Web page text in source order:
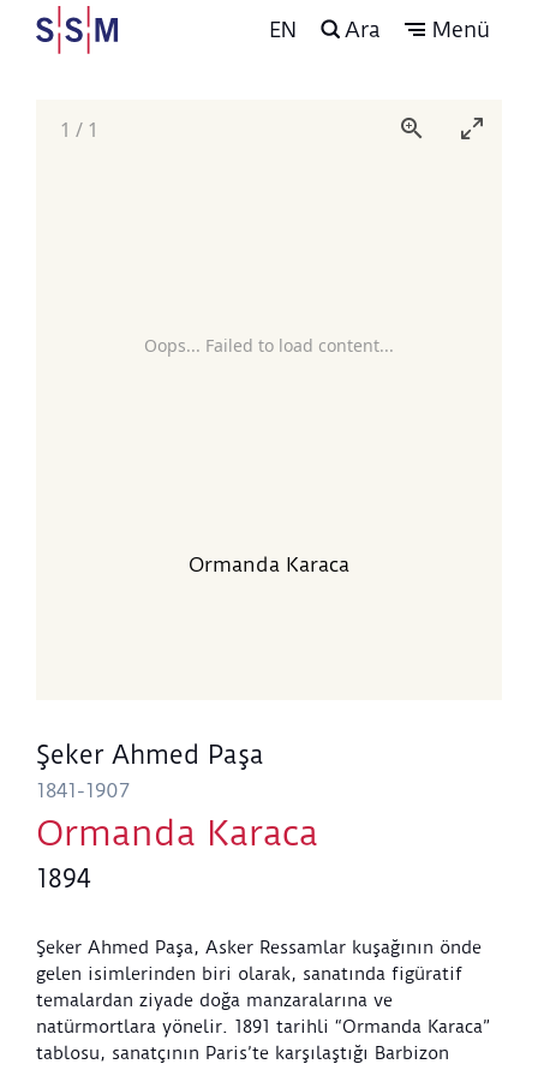
EN Ara Menü
Oops... Failed to load content...
1 / 1
Ormanda Karaca
Şeker Ahmed Paşa
1841-1907
Ormanda Karaca
1894
Şeker Ahmed Paşa, Asker Ressamlar kuşağının önde
gelen isimlerinden biri olarak, sanatında figüratif
temalardan ziyade doğa manzaralarına ve
natürmortlara yönelir. 1891 tarihli “Ormanda Karaca”
tablosu, sanatçının Paris’te karşılaştığı Barbizon